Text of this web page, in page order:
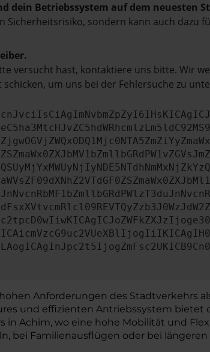
dein Betriebssystem auf dem neuesten
Sicherheitsrisiko, sondern kann auch dazu
versucht hast, kontaktiere uns bitte. Wir
um uns bei der Fehlersuche zu
Anforderungen des Stadtverkehrs
und effizienten Antriebssystem bietet
Achim, wo eine hohe Mobilität und
bei Familienausflügen oder bei längeren